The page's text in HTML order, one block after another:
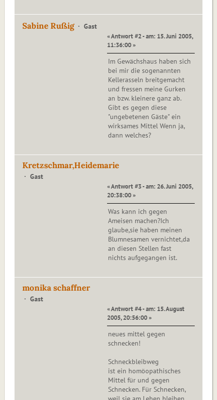
Sabine Rußig Gast
« Antwort #2 - am: 15. Juni 2005,
11:36:00 »
Im Gewächshaus haben sich
bei mir die sogenannten
Kellerasseln breitgemacht
und fressen meine Gurken
an bzw. kleinere ganz ab.
Gibt es gegen diese
"ungebetenen Gäste" ein
wirksames Mittel Wenn ja,
dann welches?
Kretzschmar,Heidemarie
Gast
« Antwort #3 - am: 26. Juni 2005,
20:38:00 »
Was kann ich gegen
Ameisen machen?Ich
glaube,sie haben meinen
Blumnesamen vernichtet,da
an diesen Stellen fast
nichts aufgegangen ist.
monika schaffner
Gast
« Antwort #4 - am: 15. August
2005, 20:56:00 »
neues mittel gegen
schnecken!
Schneckbleibweg
ist ein homöopathisches
Mittel für und gegen
Schnecken. Für Schnecken,